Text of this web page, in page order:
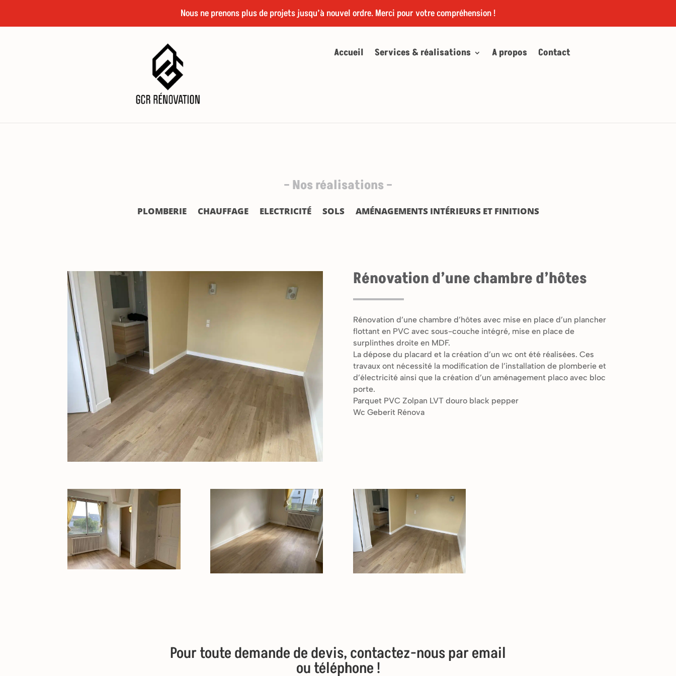
Nous ne prenons plus de projets jusqu’à nouvel ordre. Merci pour votre compréhension !
Accueil Services & réalisations A propos Contact
– Nos réalisations –
PLOMBERIE CHAUFFAGE ELECTRICITÉ SOLS AMÉNAGEMENTS INTÉRIEURS ET FINITIONS
Rénovation d’une chambre d’hôtes
Rénovation d’une chambre d’hôtes avec mise en place d’un plancher
flottant en PVC avec sous-couche intégré, mise en place de
surplinthes droite en MDF.
La dépose du placard et la création d’un wc ont été réalisées. Ces
travaux ont nécessité la modification de l’installation de plomberie et
d’électricité ainsi que la création d’un aménagement placo avec bloc
porte.
Parquet PVC Zolpan LVT douro black pepper
Wc Geberit Rénova
Pour toute demande de devis, contactez-nous par email
ou téléphone !